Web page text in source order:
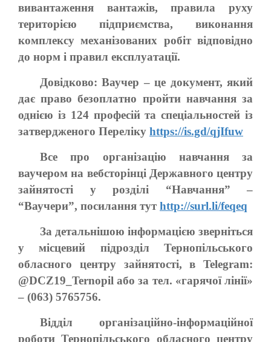
вивантаження вантажів, правила руху
територією підприємства, виконання
комплексу механізованих робіт відповідно
до норм і правил експлуатації.
Довідково: Ваучер – це документ, який
дає право безоплатно пройти навчання за
однією із 124 професій та спеціальностей із
затвердженого Переліку https://is.gd/qjIfuw
Все про організацію навчання за
ваучером на вебсторінці Державного центру
зайнятості у розділі “Навчання” –
“Ваучери”, посилання тут http://surl.li/feqeq
За детальнішою інформацією зверніться
у місцевий підрозділ Тернопільського
обласного центру зайнятості, в Telegram:
@DCZ19_Ternopil або за тел. «гарячої лінії»
– (063) 5765756.
Відділ організаційно-інформаційної
роботи Тернопільського обласного центру